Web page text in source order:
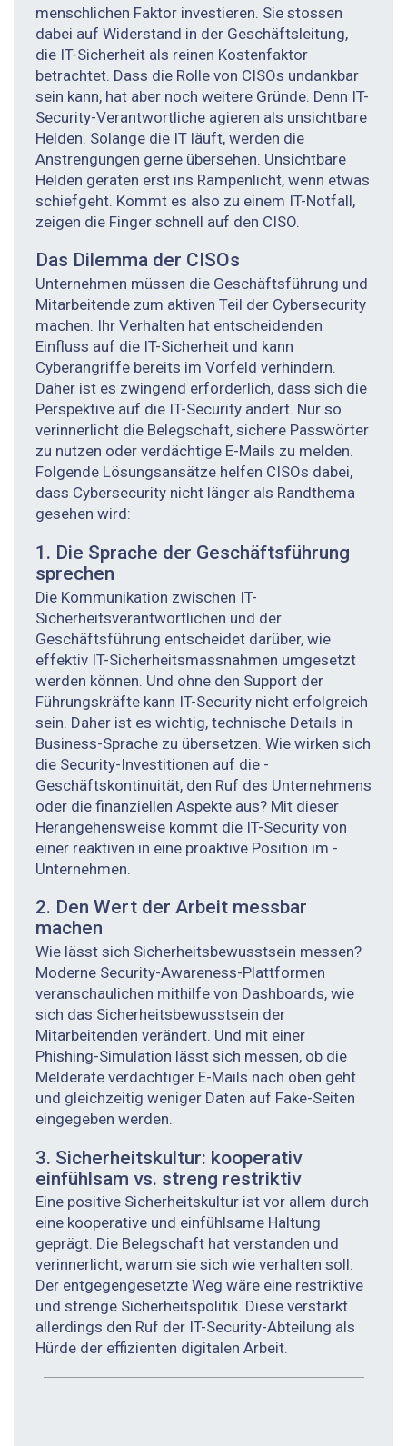
menschlichen Faktor investieren. Sie stossen
dabei auf Widerstand in der Geschäftsleitung,
die IT-Sicherheit als reinen Kostenfaktor
betrachtet. Dass die Rolle von CISOs undankbar
sein kann, hat aber noch weitere Gründe. Denn IT-
Security-Verantwortliche agieren als unsichtbare
Helden. Solange die IT läuft, werden die
Anstrengungen gerne übersehen. Unsichtbare
Helden geraten erst ins Rampenlicht, wenn etwas
schiefgeht. Kommt es also zu einem IT-Notfall,
zeigen die Finger schnell auf den CISO.
Das Dilemma der CISOs
Unternehmen müssen die Geschäftsführung und
Mitarbeitende zum aktiven Teil der Cybersecurity
machen. Ihr Verhalten hat entscheidenden
Einfluss auf die IT-Sicherheit und kann
Cyberangriffe bereits im Vorfeld verhindern.
Daher ist es zwingend erforderlich, dass sich die
Perspektive auf die IT-Security ändert. Nur so
verinnerlicht die Belegschaft, sichere Passwörter
zu nutzen oder verdächtige E-Mails zu melden.
Folgende Lösungsansätze helfen CISOs dabei,
dass Cybersecurity nicht länger als Randthema
gesehen wird:
1. Die Sprache der Geschäftsführung
sprechen
Die Kommunikation zwischen IT-
Sicherheitsverantwortlichen und der
Geschäftsführung entscheidet darüber, wie
effektiv IT-Sicherheitsmassnahmen umgesetzt
werden können. Und ohne den Support der
Führungskräfte kann IT-Security nicht erfolgreich
sein. ­Daher ist es wichtig, technische Details in
Business-Sprache zu übersetzen. Wie wirken sich
die Security-Investitionen auf die ­
Geschäftskontinuität, den Ruf des Unternehmens
oder die finanziellen Aspekte aus? Mit dieser
Herangehensweise kommt die ­IT-Security von
einer reaktiven in eine proaktive Position im ­
Unternehmen.
2. Den Wert der Arbeit messbar
machen
Wie lässt sich Sicherheitsbewusstsein messen?
Moderne Security-­Awareness-Plattformen
veranschaulichen mithilfe von Dashboards, wie
sich das Sicherheitsbewusstsein der
Mitarbeitenden verändert. Und mit einer
Phishing-Simulation lässt sich messen, ob die
Melderate verdächtiger E-Mails nach oben geht
und gleichzeitig weniger Daten auf Fake-Seiten
eingegeben werden.
3. Sicherheitskultur: kooperativ
einfühlsam vs. streng ­restriktiv
Eine positive Sicherheitskultur ist vor allem durch
eine kooperative und einfühlsame Haltung
geprägt. Die Belegschaft hat verstanden und
verinnerlicht, warum sie sich wie verhalten soll.
Der entgegengesetzte Weg wäre eine restriktive
und strenge Sicherheitspolitik. Diese verstärkt
allerdings den Ruf der IT-Security-Abteilung als
Hürde der effizienten digitalen Arbeit.